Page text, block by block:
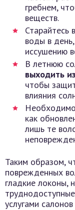
гребнем,
веществ.
Старайтесь
воды в
иссушению
В летнюю
выходить
чтобы
влияния
как
лишь те
Таким образом,
поврежденных
гладкие локоны,
услугами